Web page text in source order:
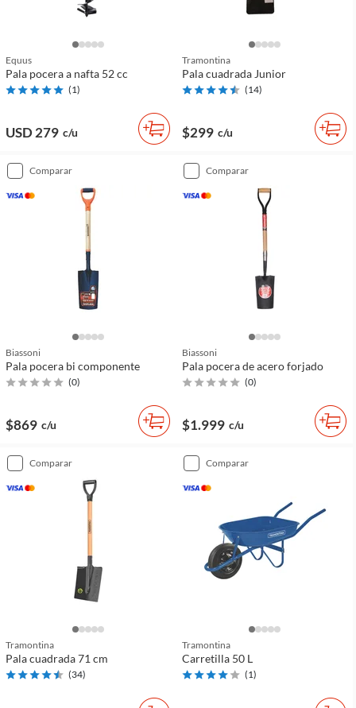
Equus
Pala pocera a nafta 52 cc
(1)
USD 279 c/u
Tramontina
Pala cuadrada Junior
(14)
$299 c/u
comparar
Biassoni
Pala pocera bi componente
(0)
$869 c/u
comparar
Biassoni
Pala pocera de acero forjado
(0)
$1.999 c/u
comparar
Tramontina
Pala cuadrada 71 cm
(34)
comparar
Tramontina
Carretilla 50 L
(1)